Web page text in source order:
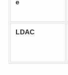
e
LDAC